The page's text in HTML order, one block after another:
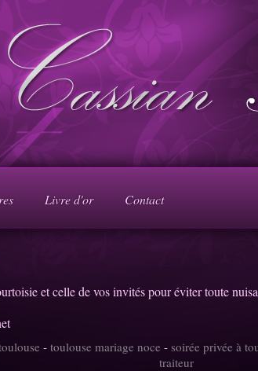
Livre d'or Contact
et celle de vos invités pour éviter toute
- toulouse mariage noce - soirée privée à
traiteur